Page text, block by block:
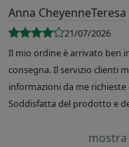
Anna CheyenneTeresa
21/07/2026
Il mio ordine è arrivato ben
consegna. Il servizio clienti
informazioni da me
Soddisfatta del prodotto e